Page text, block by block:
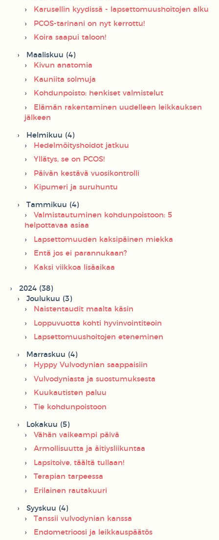
Karusellin kyydissä - lapsettomuushoitojen alku
PCOS-tarinani on nyt kerrottu!
Koira saapui taloon!
Maaliskuu (4)
Kivun anatomia
Kauniita solmuja
Kohdunpoisto: henkiset valmistelut
Elämän rakentaminen uudelleen leikkauksen
jälkeen
Helmikuu (4)
Hedelmöityshoidot jatkuu
Yllätys, se on PCOS!
Päivän kestävä vuosikontrolli
Kipumeri ja suruhuntu
Tammikuu (4)
Valmistautuminen kohdunpoistoon: 5
helpottavaa asiaa
Lapsettomuuden kaksipäinen miekka
Entä jos ei parannukaan?
Kaksi viikkoa lisäaikaa
2024 (38)
Joulukuu (3)
Naistentaudit maalta käsin
Loppuvuotta kohti hyvinvointiteoin
Lapsettomuushoitojen eteneminen
Marraskuu (4)
Hyppy Vulvodynian saappaisiin
Vulvodyniasta ja suostumuksesta
Kuukautisten paluu
Tie kohdunpoistoon
Lokakuu (5)
Vähän vaikeampi päivä
Armollisuutta ja äitiysliikuntaa
Lapsitoive, täältä tullaan!
Terapian tarpeessa
Erilainen rautakuuri
Syyskuu (4)
Tanssii vulvodynian kanssa
Endometrioosi ja leikkauspäätös